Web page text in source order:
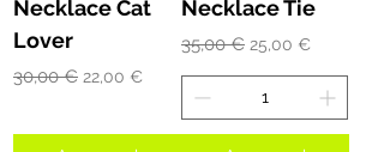
Necklace Cat
Lover
Precio
30,00 € Precio de oferta
22,00 €
Necklace Tie
Precio
35,00 € Precio de oferta
25,00 €